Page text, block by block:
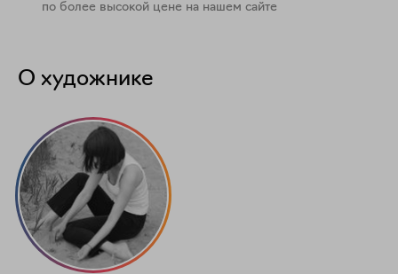
по более высокой цене на нашем сайте
О художнике